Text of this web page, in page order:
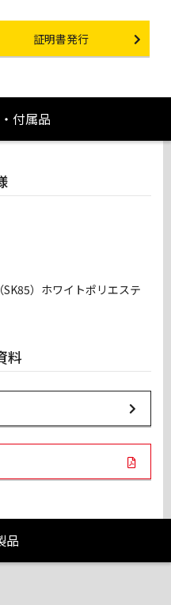
Certificate Issuance
証明書発行
付属品
）ホワイトポリエステ
料
品